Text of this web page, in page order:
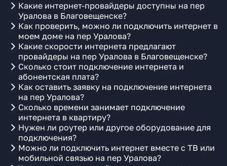
Какие интернет-провайдеры доступны на пер
Уралова в Благовещенске?
Как проверить, можно ли подключить интернет в
моем доме на пер Уралова?
Какие скорости интернета предлагают
провайдеры на пер Уралова в Благовещенске?
Сколько стоит подключение интернета и
абонентская плата?
Как оставить заявку на подключение интернета
на пер Уралова?
Сколько времени занимает подключение
интернета в квартиру?
Нужен ли роутер или другое оборудование для
подключения?
Можно ли подключить интернет вместе с ТВ или
мобильной связью на пер Уралова?